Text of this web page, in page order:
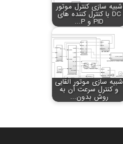
شبیه سازی کنترل موتور
DC با کنترل کننده های
PID و P…
شبیه سازی موتور القایی
و کنترل سرعت آن به
روش بدون…